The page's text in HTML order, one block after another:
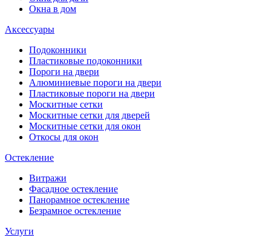
Окна в дом
Аксессуары
Подоконники
Пластиковые подоконники
Пороги на двери
Алюминиевые пороги на двери
Пластиковые пороги на двери
Москитные сетки
Москитные сетки для дверей
Москитные сетки для окон
Откосы для окон
Остекление
Витражи
Фасадное остекление
Панорамное остекление
Безрамное остекление
Услуги